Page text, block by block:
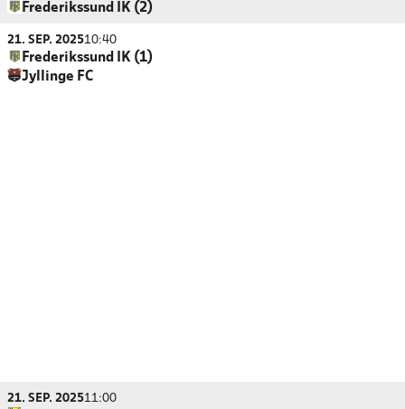
Frederikssund IK (2)
21. SEP. 202510:40
Frederikssund IK (1)
Jyllinge FC
21. SEP. 202511:00